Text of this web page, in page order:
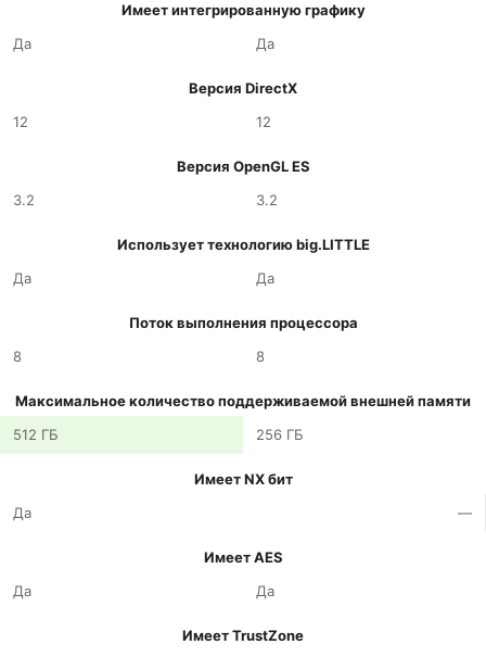
Имеет интегрированную графику
Да
Да
Версия DirectX
12
12
Версия OpenGL ES
3.2
3.2
Использует технологию big.LITTLE
Да
Да
Поток выполнения процессора
8
8
Максимальное количество поддерживаемой внешней памяти
512 ГБ
256 ГБ
Имеет NX бит
Да
—
Имеет AES
Да
Да
Имеет TrustZone